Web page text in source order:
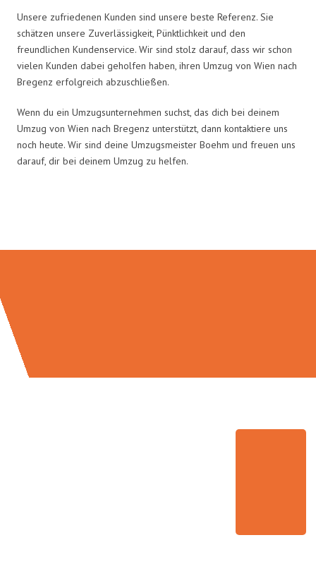
Unsere zufriedenen Kunden sind unsere beste Referenz. Sie
schätzen unsere Zuverlässigkeit, Pünktlichkeit und den
freundlichen Kundenservice. Wir sind stolz darauf, dass wir schon
vielen Kunden dabei geholfen haben, ihren Umzug von Wien nach
Bregenz erfolgreich abzuschließen.
Wenn du ein Umzugsunternehmen suchst, das dich bei deinem
Umzug von Wien nach Bregenz unterstützt, dann kontaktiere uns
noch heute. Wir sind deine Umzugsmeister Boehm und freuen uns
darauf, dir bei deinem Umzug zu helfen.